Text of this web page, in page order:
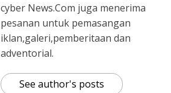
cyber News.Com juga menerima
pesanan untuk pemasangan
iklan,galeri,pemberitaan dan
adventorial.
See author's posts